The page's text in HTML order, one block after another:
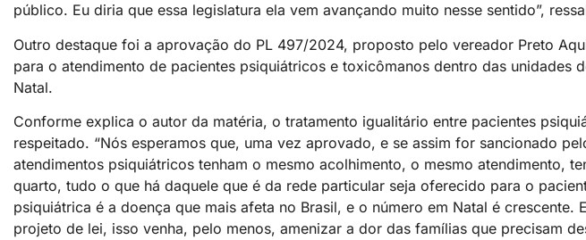
público. Eu diria que essa legislatura ela vem avançando muito nesse sentido”,
Outro destaque foi a aprovação do PL 497/2024, proposto pelo vereador Preto
para o atendimento de pacientes psiquiátricos e toxicômanos dentro das unidades
Natal.
Conforme explica o autor da matéria, o tratamento igualitário entre pacientes
respeitado. “Nós esperamos que, uma vez aprovado, e se assim for sancionado
atendimentos psiquiátricos tenham o mesmo acolhimento, o mesmo atendimento,
quarto, tudo o que há daquele que é da rede particular seja oferecido para o
psiquiátrica é a doença que mais afeta no Brasil, e o número em Natal é
projeto de lei, isso venha, pelo menos, amenizar a dor das famílias que precisam